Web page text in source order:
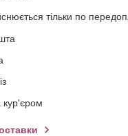
тільки по
кур'єром